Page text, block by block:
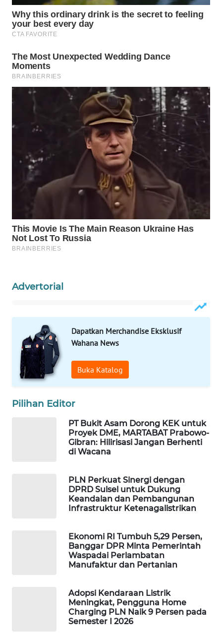
Advertorial
Dapatkan Merchandise Eksklusif
Wahana News
Buka Katalog
Pilihan Editor
PT Bukit Asam Dorong KEK untuk
Proyek DME, MARTABAT Prabowo-
Gibran: Hilirisasi Jangan Berhenti
di Wacana
PLN Perkuat Sinergi dengan
DPRD Sulsel untuk Dukung
Keandalan dan Pembangunan
Infrastruktur Ketenagalistrikan
Ekonomi RI Tumbuh 5,29 Persen,
Banggar DPR Minta Pemerintah
Waspadai Perlambatan
Manufaktur dan Pertanian
Adopsi Kendaraan Listrik
Meningkat, Pengguna Home
Charging PLN Naik 9 Persen pada
Semester I 2026
Group
WAHANA
NEWS
WAHANA
TANI
WAHANA
ADVOKAT
INFRASTRUKTUR
WAHANA
KONSUMEN
LISTRIK
WAHANA
WAHANA
ID
WAHANANEWS
CO ID
NET